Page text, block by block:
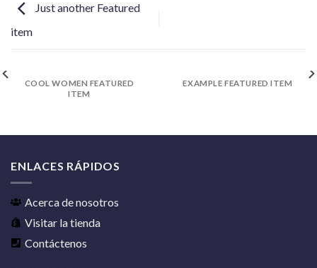
Just another Featured
item
COOL WOMEN FEATURED
ITEM
EXAMPLE FEATURED ITEM
ENLACES RÁPIDOS
Acerca de nosotros
Visitar la tienda
Contáctenos